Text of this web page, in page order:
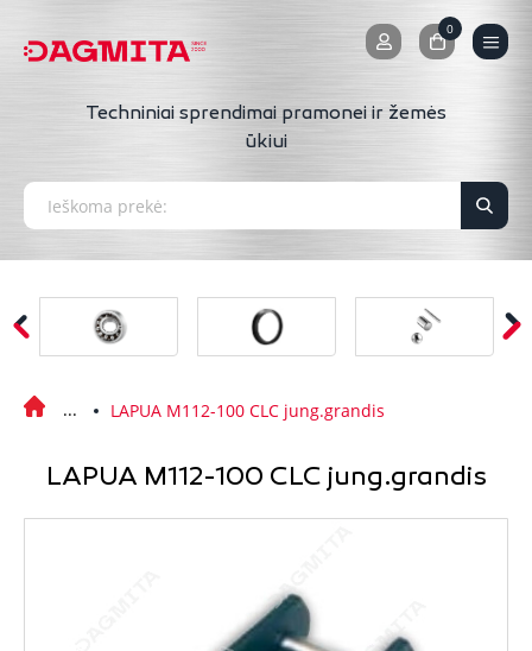
0
0
Techniniai sprendimai pramonei ir žemės
ūkiui
LAPUA M112-100 CLC jung.grandis
LAPUA M112-100 CLC jung.grandis